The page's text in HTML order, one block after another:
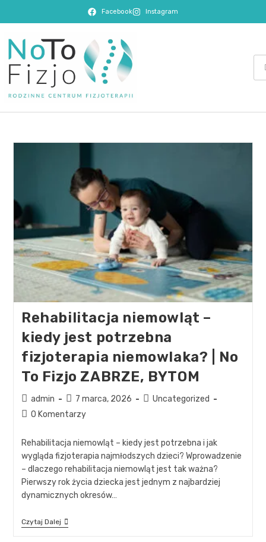
Facebook Instagram
Rehabilitacja niemowląt –
kiedy jest potrzebna
fizjoterapia niemowlaka? | No
To Fizjo ZABRZE, BYTOM
admin 7 marca, 2026
Uncategorized
0 Komentarzy
Rehabilitacja niemowląt – kiedy jest potrzebna i jak
wygląda fizjoterapia najmłodszych dzieci? Wprowadzenie
– dlaczego rehabilitacja niemowląt jest tak ważna?
Pierwszy rok życia dziecka jest jednym z najbardziej
dynamicznych okresów…
Czytaj Dalej